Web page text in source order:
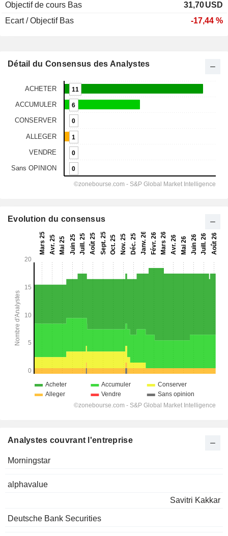
Objectif de cours Bas
31,70USD
Ecart / Objectif Bas
-17,44 %
Détail du Consensus des Analystes
Evolution du consensus
Analystes couvrant l'entreprise
Morningstar
alphavalue
Savitri Kakkar
Deutsche Bank Securities